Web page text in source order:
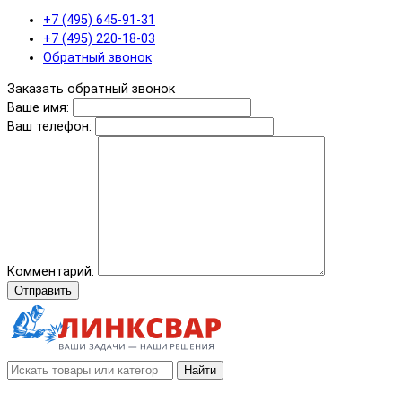
+7 (495) 645-91-31
+7 (495) 220-18-03
Обратный звонок
Заказать обратный звонок
Ваше имя:
Ваш телефон:
Комментарий:
Отправить
Найти